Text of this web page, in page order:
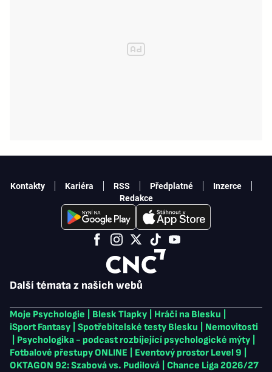
Další témata z našich webů
Moje Psychologie Blesk Tlapky Hráči na Blesku
iSport Fantasy
Spotřebitelské testy Blesku
Nemovitosti
Psychologika - podcast rozbíjející psychologické mýty
Fotbalové přestupy ONLINE
Eventový prostor Level 9
OKTAGON 92: Szabová vs. Pudilová
Chance Liga 2026/27
Kontakty Kariéra RSS Předplatné
Inzerce
Redakce